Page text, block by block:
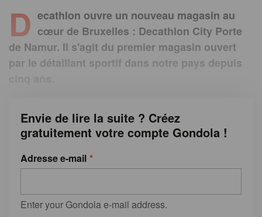
D ecathlon ouvre un nouveau magasin au
cœur de Bruxelles : Decathlon City Porte
de Namur. Il s'agit du premier magasin ouvert
par le détaillant sportif dans notre pays depuis
Envie de lire la suite ? Créez
gratuitement votre compte Gondola !
Adresse e-mail
Enter your Gondola e-mail address.